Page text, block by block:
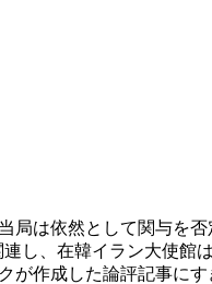
局は依然として関与を
し、在韓イラン大使館
が作成した論評記事に